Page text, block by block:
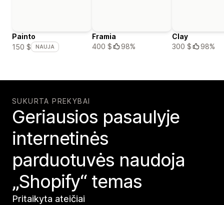
Painto
150 $
NAUJA
Framia
400 $
98%
Clay
300 $
98%
SUKURTA PREKYBAI
Geriausios pasaulyje
internetinės
parduotuvės naudoja
„Shopify“ temas
Pritaikyta ateičiai